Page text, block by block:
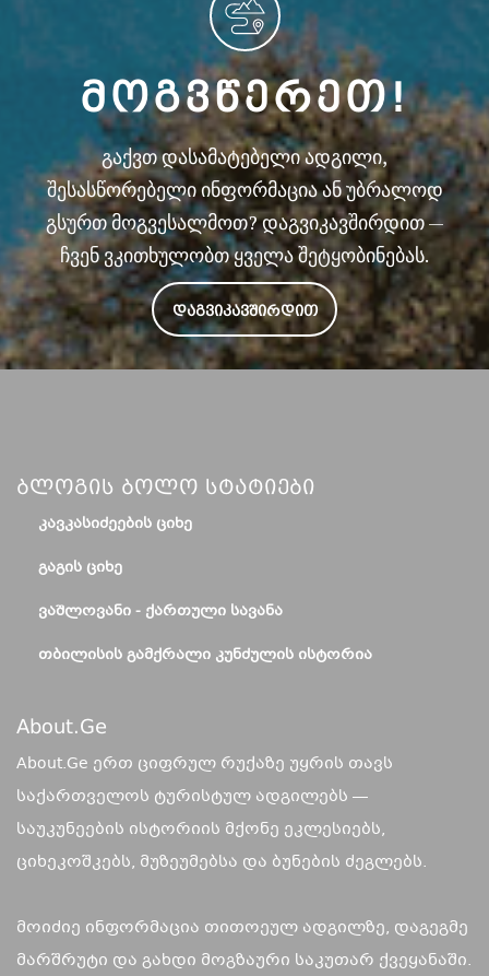
ᲛᲝᲒᲕᲬᲔᲠᲔᲗ!
გაქვთ დასამატებელი ადგილი,
შესასწორებელი ინფორმაცია ან უბრალოდ
გსურთ მოგვესალმოთ? დაგვიკავშირდით —
ჩვენ ვკითხულობთ ყველა შეტყობინებას.
ᲓᲐᲒᲕᲘᲙᲐᲕᲨᲘᲠᲓᲘᲗ
Ბლოგის Ბოლო Სტატიები
ᲙᲐᲕᲙᲐᲡᲘᲫᲔᲔᲑᲘᲡ ᲪᲘᲮᲔ
ᲒᲐᲒᲘᲡ ᲪᲘᲮᲔ
ᲕᲐᲨᲚᲝᲕᲐᲜᲘ - ᲥᲐᲠᲗᲣᲚᲘ ᲡᲐᲕᲐᲜᲐ
ᲗᲑᲘᲚᲘᲡᲘᲡ ᲒᲐᲛᲥᲠᲐᲚᲘ ᲙᲣᲜᲫᲣᲚᲘᲡ ᲘᲡᲢᲝᲠᲘᲐ
About.ge
About.Ge ერთ ციფრულ რუქაზე უყრის თავს
საქართველოს ტურისტულ ადგილებს —
საუკუნეების ისტორიის მქონე ეკლესიებს,
ციხეკოშკებს, მუზეუმებსა და ბუნების ძეგლებს.
მოიძიე ინფორმაცია თითოეულ ადგილზე, დაგეგმე
მარშრუტი და გახდი მოგზაური საკუთარ ქვეყანაში.